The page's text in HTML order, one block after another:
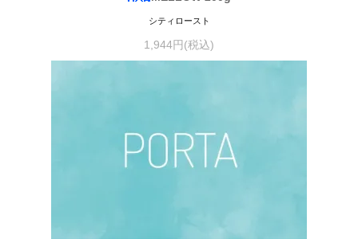
シティロースト
1,944円(税込)